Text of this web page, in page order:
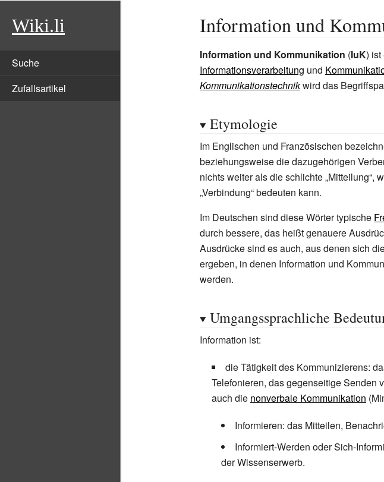
Wiki.li
Suche
Zufallsartikel
Information und
Information und Kommunikation (IuK) ist
Informationsverarbeitung und
Kommunikationstechnikwird das
Etymologie
Im Englischen und Französischen
beziehungsweise die dazugehörigen
nichts weiter als die schlichte „Mitteilung“,
„Verbindung“ bedeuten kann.
Im Deutschen sind diese Wörter typische
durch bessere, das heißt genauere
Ausdrücke sind es auch, aus denen sich
ergeben, in denen Information und
werden.
Umgangssprachliche
Information ist:
die Tätigkeit des Kommunizierens:
Telefonieren, das gegenseitige Senden
auch die nonverbale Kommunikation
Informieren: das Mitteilen,
Informiert-Werden oder Sich-
der Wissenserwerb.